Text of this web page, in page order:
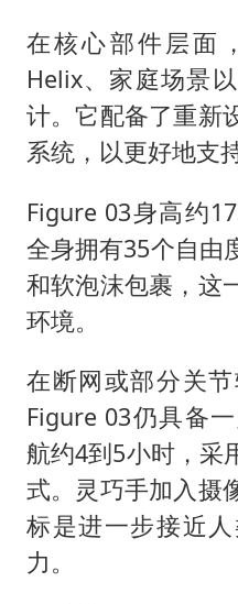
在核心部件层面
Helix、家庭场景
计。它配备了重新
系统，以更好地支
Figure 03身高约
全身拥有35个自由
和软泡沫包裹，这
环境。
在断网或部分关
Figure 03仍具备
航约4到5小时，采
式。灵巧手加入摄
标是进一步接近
力。